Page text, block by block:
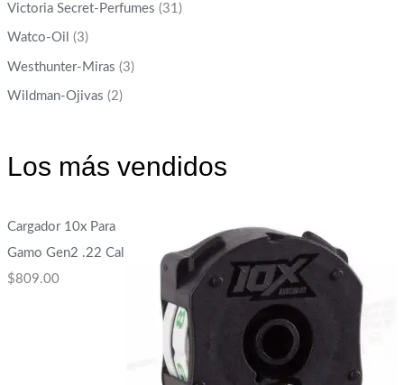
Victoria Secret-Perfumes (31)
Watco-Oil (3)
Westhunter-Miras (3)
Wildman-Ojivas (2)
Los más vendidos
Cargador 10x Para
Gamo Gen2 .22 Cal
$809.00